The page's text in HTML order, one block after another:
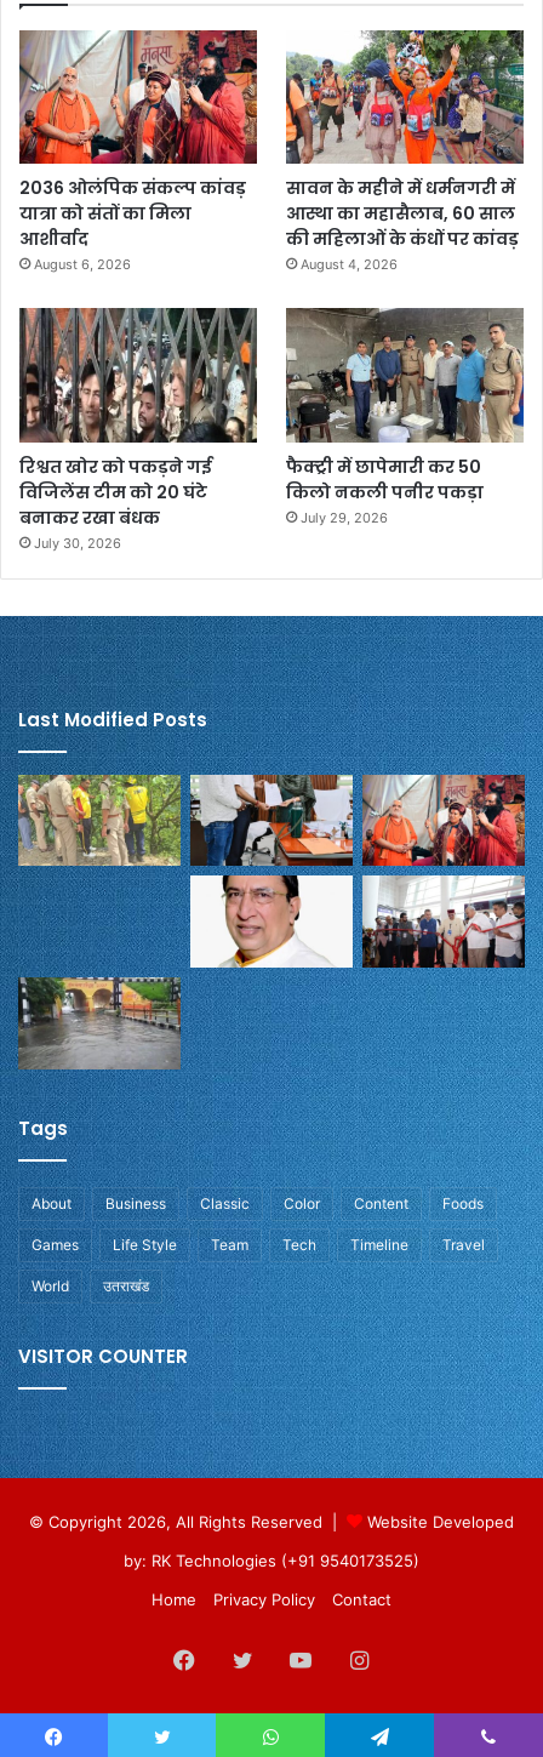
2036 ओलंपिक संकल्प कांवड़
यात्रा को संतों का मिला
आशीर्वाद
August 6, 2026
सावन के महीने में धर्मनगरी में
आस्था का महासैलाब, 60 साल
की महिलाओं के कंधों पर कांवड़
August 4, 2026
रिश्वत खोर को पकड़ने गई
विजिलेंस टीम को 20 घंटे
बनाकर रखा बंधक
July 30, 2026
फैक्ट्री में छापेमारी कर 50
किलो नकली पनीर पकड़ा
July 29, 2026
Last Modified Posts
Tags
About Business Classic Color Content Foods
Games Life Style Team Tech Timeline Travel
World उतराखंड
VISITOR COUNTER
© Copyright 2026, All Rights Reserved |
Website Developed
by: RK Technologies (+91 9540173525)
Home
Privacy Policy Contact
Facebook
TwitterYouTubeInstagram